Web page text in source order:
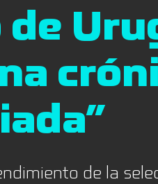
de la